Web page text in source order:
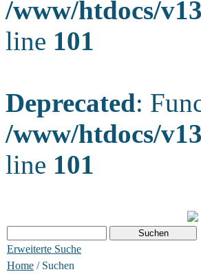
/www/htdocs/
line 101
Deprecated:
/www/htdocs/
line 101
Erweiterte Suche
Home / Suchen